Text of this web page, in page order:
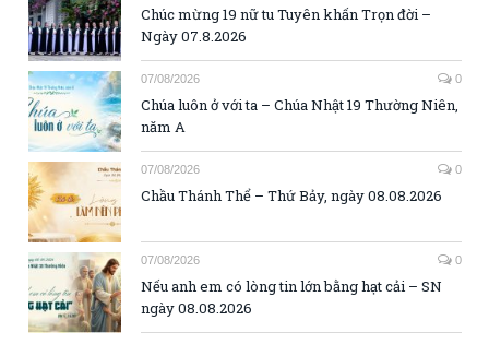
Chúc mừng 19 nữ tu Tuyên khấn Trọn đời –
Ngày 07.8.2026
07/08/2026 0
Chúa luôn ở với ta – Chúa Nhật 19 Thường Niên,
năm A
07/08/2026 0
Chầu Thánh Thể – Thứ Bảy, ngày 08.08.2026
07/08/2026 0
Nếu anh em có lòng tin lớn bằng hạt cải – SN
ngày 08.08.2026